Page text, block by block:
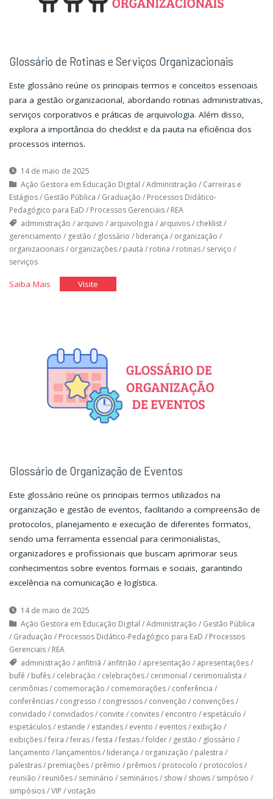
Glossário de Rotinas e Serviços Organizacionais
Este glossário reúne os principais termos e conceitos essenciais
para a gestão organizacional, abordando rotinas administrativas,
serviços corporativos e práticas de arquivologia. Além disso,
explora a importância do checklist e da pauta na eficiência dos
processos internos.
14 de maio de 2025
Ação Gestora em Educação Digital /Administração / Carreiras e
Estágios/ Gestão Pública / Graduação / Processos Didático-
Pedagógico para EaD / Processos Gerenciais/ REA
administração / arquivo / arquivologia / arquivos/ cheklist/
gerenciamento / gestão / glossário / liderança / organização /
organizacionais/ organizações/ pauta / rotina / rotinas/ serviço /
serviços
Saiba Mais"Glossário
Organizacionais"
Visite"Glossário
Organizacionais"
Glossário de Organização de Eventos
Este glossário reúne os principais termos utilizados na
organização e gestão de eventos, facilitando a compreensão de
protocolos, planejamento e execução de diferentes formatos,
sendo uma ferramenta essencial para cerimonialistas,
organizadores e profissionais que buscam aprimorar seus
conhecimentos sobre eventos formais e sociais, garantindo
excelência na comunicação e logística.
14 de maio de 2025
Ação Gestora em Educação Digital /Administração / Gestão Pública
/ Graduação / Processos Didático-Pedagógico para EaD / Processos
Gerenciais/ REA
administração / anfitriã / anfitrião / apresentação / apresentações/
bufê / bufês/ celebração / celebrações/ cerimonial / cerimonialista /
cerimônias/ comemoração / comemorações/ conferência /
conferências/ congresso / congressos/ convenção / convenções/
convidado / convidados/ convite / convites/ encontro / espetáculo /
espetáculos/ estande / estandes/ evento / eventos/ exibição /
exibições/feira /feiras/festa /festas/folder/ gestão / glossário /
lançamento / lançamentos/ liderança / organização / palestra /
palestras/ premiações/ prêmio / prêmios/ protocolo / protocolos/
reunião / reuniões/ seminário / seminários/ show/ shows/ simpósio /
simpósios/VIP /votação